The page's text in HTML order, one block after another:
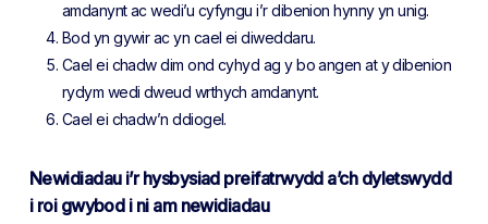
amdanynt ac wedi’u cyfyngu i’r dibenion hynny yn unig.
Bod yn gywir ac yn cael ei diweddaru.
Cael ei chadw dim ond cyhyd ag y bo angen at y dibenion
rydym wedi dweud wrthych amdanynt.
Cael ei chadw’n ddiogel.
Newidiadau i’r hysbysiad preifatrwydd a’ch dyletswydd
i roi gwybod i ni am newidiadau